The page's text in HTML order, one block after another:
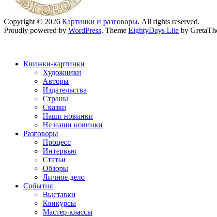
Copyright © 2026 Картинки и разговоры. All rights reserved.
Proudly powered by WordPress. Theme EightyDays Lite by
Книжки-картинки
Художники
Авторы
Издательства
Страны
Сказки
Наши новинки
Не наши новинки
Разговоры
Процесс
Интервью
Статьи
Обзоры
Личное дело
События
Выставки
Конкурсы
Мастер-классы